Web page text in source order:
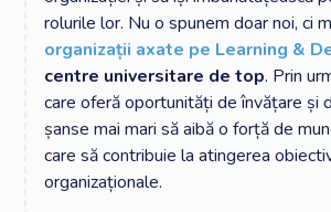
rolurile lor. Nu o spunem doar noi, ci
organizații axate pe Learning &
centre universitare de top. Prin
care oferă oportunități de învățare și
șanse mai mari să aibă o forță de
care să contribuie la atingerea
organizaționale.